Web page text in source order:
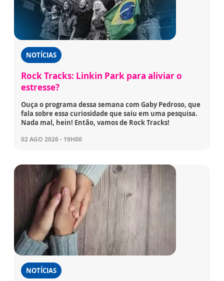
NOTÍCIAS
Rock Tracks: Linkin Park para aliviar o
estresse?
Ouça o programa dessa semana com Gaby Pedroso, que
fala sobre essa curiosidade que saiu em uma pesquisa.
Nada mal, hein! Então, vamos de Rock Tracks!
02 AGO 2026 - 19H00
NOTÍCIAS